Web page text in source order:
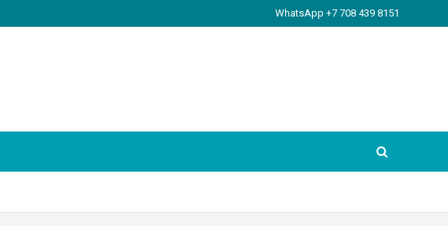
WhatsApp +7 708 439 8151